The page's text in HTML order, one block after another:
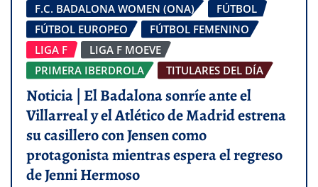
F.C. BADALONA WOMEN (ONA)
FÚTBOL
FÚTBOL EUROPEO
FÚTBOL FEMENINO
LIGA F
LIGA F MOEVE
PRIMERA IBERDROLA
TITULARES DEL DÍA
Noticia | El Badalona sonríe ante el
Villarreal y el Atlético de Madrid estrena
su casillero con Jensen como
protagonista mientras espera el regreso
de Jenni Hermoso